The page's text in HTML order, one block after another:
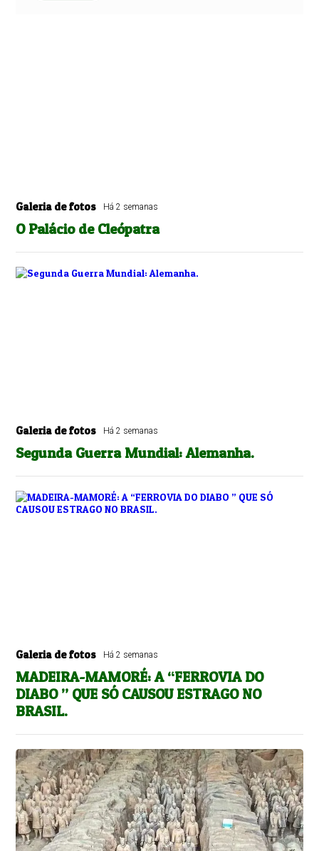
Galeria de fotos Há 2 semanas
O Palácio de Cleópatra
Galeria de fotos Há 2 semanas
Segunda Guerra Mundial: Alemanha.
Galeria de fotos Há 2 semanas
MADEIRA-MAMORÉ: A “FERROVIA DO
DIABO ” QUE SÓ CAUSOU ESTRAGO NO
BRASIL.